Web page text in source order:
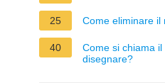
25 Come eliminare il
40
Come si chiama
disegnare?